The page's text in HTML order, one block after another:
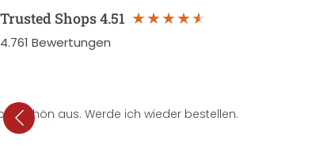
Trusted Shops4.51
4.761 Bewertungen
schön aus. Werde ich wieder bestellen.